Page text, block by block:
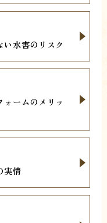
水害のリスク
ームのメリッ
実情